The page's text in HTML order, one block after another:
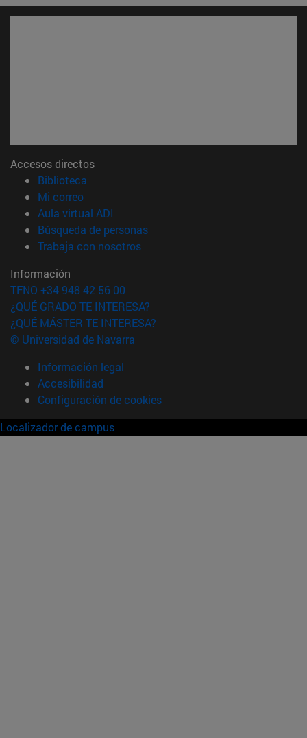
Accesos directos
Biblioteca
Mi correo(abre en nueva ventana)
Aula virtual ADI
Búsqueda de personas(abre en nueva ventana)
Trabaja con nosotros(abre en nueva ventana)
Información
TFNO +34 948 42 56 00
¿QUÉ GRADO TE INTERESA?
¿QUÉ MÁSTER TE INTERESA?
© Universidad de Navarra
Información legal
Accesibilidad
Configuración de cookies
Localizador de campus